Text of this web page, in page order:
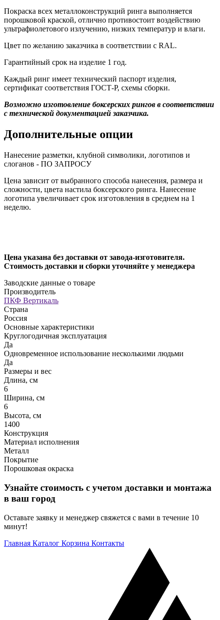
Покраска всех металлоконструкций ринга выполняется
порошковой краской, отлично противостоит воздействию
ультрафиолетового излучению, низких температур и влаги.
Цвет по желанию заказчика в соответствии с RAL.
Гарантийный срок на изделие 1 год.
Каждый ринг имеет технический паспорт изделия,
сертификат соответствия ГОСТ-Р, схемы сборки.
Возможно изготовление боксерских рингов в соответствии
с технической документацией заказчика.
Дополнительные опции
Нанесение разметки, клубной символики, логотипов и
слоганов - ПО ЗАПРОСУ
Цена зависит от выбранного способа нанесения, размера и
сложности, цвета настила боксерского ринга. Нанесение
логотипа увеличивает срок изготовления в среднем на 1
неделю.
Цена указана без доставки от завода-изготовителя.
Стоимость доставки и сборки уточняйте у менеджера
Заводские данные о товаре
Производитель
ПКФ Вертикаль
Страна
Россия
Основные характеристики
Круглогодичная эксплуатация
Да
Одновременное использование несколькими людьми
Да
Размеры и вес
Длина, см
6
Ширина, см
6
Высота, см
1400
Конструкция
Материал исполнения
Металл
Покрытие
Порошковая окраска
Узнайте стоимость с учетом доставки и монтажа
в ваш город
Оставьте заявку и менеджер свяжется с вами в течение 10
минут!
Главная Каталог Корзина Контакты